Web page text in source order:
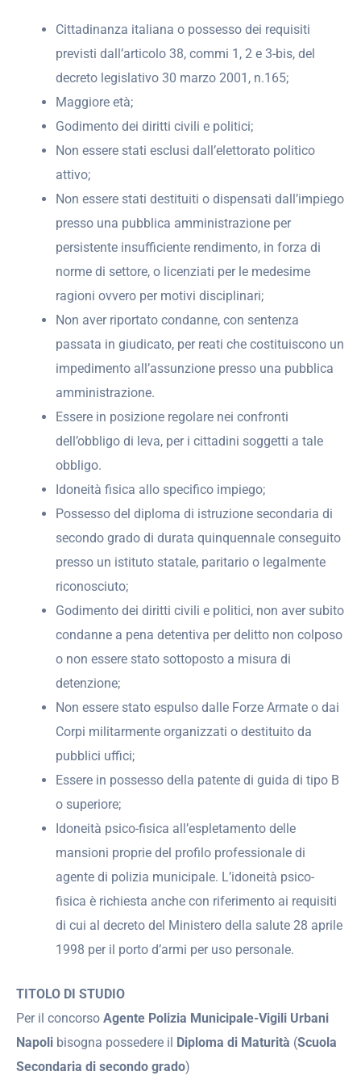
Cittadinanza italiana o possesso dei requisiti
previsti dall’articolo 38, commi 1, 2 e 3-bis, del
decreto legislativo 30 marzo 2001, n.165;
Maggiore età;
Godimento dei diritti civili e politici;
Non essere stati esclusi dall’elettorato politico
attivo;
Non essere stati destituiti o dispensati dall’impiego
presso una pubblica amministrazione per
persistente insufficiente rendimento, in forza di
norme di settore, o licenziati per le medesime
ragioni ovvero per motivi disciplinari;
Non aver riportato condanne, con sentenza
passata in giudicato, per reati che costituiscono un
impedimento all’assunzione presso una pubblica
amministrazione.
Essere in posizione regolare nei confronti
dell’obbligo di leva, per i cittadini soggetti a tale
obbligo.
Idoneità fisica allo specifico impiego;
Possesso del diploma di istruzione secondaria di
secondo grado di durata quinquennale conseguito
presso un istituto statale, paritario o legalmente
riconosciuto;
Godimento dei diritti civili e politici, non aver subito
condanne a pena detentiva per delitto non colposo
o non essere stato sottoposto a misura di
detenzione;
Non essere stato espulso dalle Forze Armate o dai
Corpi militarmente organizzati o destituito da
pubblici uffici;
Essere in possesso della patente di guida di tipo B
o superiore;
Idoneità psico-fisica all’espletamento delle
mansioni proprie del profilo professionale di
agente di polizia municipale. L’idoneità psico-
fisica è richiesta anche con riferimento ai requisiti
di cui al decreto del Ministero della salute 28 aprile
1998 per il porto d’armi per uso personale.
TITOLO DI STUDIO
Per il concorso Agente Polizia Municipale-Vigili Urbani
Napoli bisogna possedere il Diploma di Maturità (Scuola
Secondaria di secondo grado)